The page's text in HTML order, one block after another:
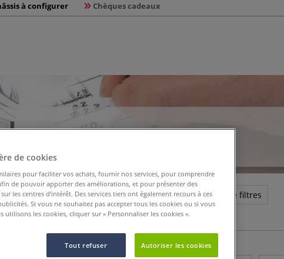
à configurer Chèques cadeaux
Recommandé pour Afficher plus de critères de filtres
55 Articles
de cookies
pour faciliter vos achats, fournir nos services, pour comprendre
de pouvoir apporter des améliorations, et pour présenter des
les centres d’intérêt. Des services tiers ont également recours à ces
Si vous ne souhaitez pas accepter tous les cookies ou si vous
les cookies, cliquer sur « Personnaliser les cookies ».
Tout refuser Autoriser les cookies